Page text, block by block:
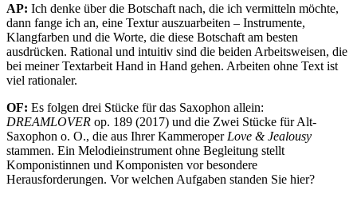
AP: Ich denke über die Botschaft nach, die ich vermitteln möchte,
dann fange ich an, eine Textur auszuarbeiten – Instrumente,
Klangfarben und die Worte, die diese Botschaft am besten
ausdrücken. Rational und intuitiv sind die beiden Arbeitsweisen, die
bei meiner Textarbeit Hand in Hand gehen. Arbeiten ohne Text ist
viel rationaler.
OF: Es folgen drei Stücke für das Saxophon allein:
DREAMLOVER op. 189 (2017) und die Zwei Stücke für Alt-
Saxophon o. O., die aus Ihrer Kammeroper Love & Jealousy
stammen. Ein Melodieinstrument ohne Begleitung stellt
Komponistinnen und Komponisten vor besondere
Herausforderungen. Vor welchen Aufgaben standen Sie hier?